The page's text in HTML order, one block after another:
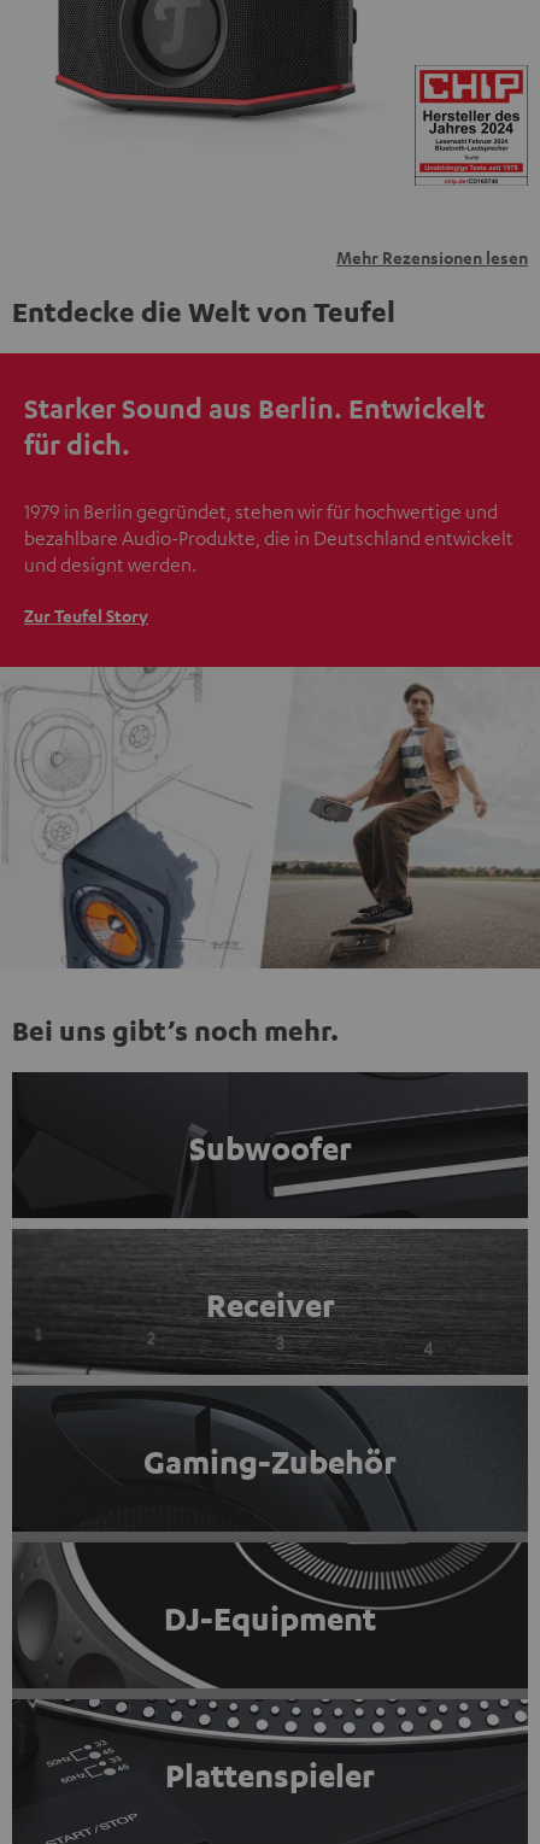
übermittelt werden.
Weitere Informationen sind in der
Datenschutzerklärung unter I zu finden
Mehr Rezensionen lesen
Entdecke die Welt von Teufel
Starker Sound aus Berlin. Entwickelt
für dich.
1979 in Berlin gegründet, stehen wir für hochwertige und
bezahlbare Audio-Produkte, die in Deutschland entwickelt
und designt werden.
Zur Teufel Story
Bei uns gibt’s noch mehr.
Subwoofer
Receiver
Gaming-Zubehör
DJ-Equipment
Plattenspieler